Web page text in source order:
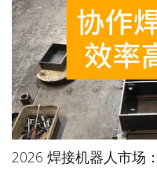
2026 焊接机器人市场